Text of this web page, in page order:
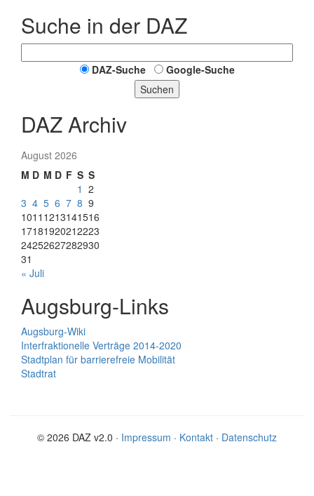
Suche in der DAZ
DAZ-Suche
Google-Suche
Suchen
DAZ Archiv
August 2026
M D M D F S S
1 2
3 4 5 6 7 8 9
1011 1213141516
17181920212223
24252627282930
31
« Juli
Augsburg-Links
Augsburg-Wiki
Interfraktionelle Verträge 2014-2020
Stadtplan für barrierefreie Mobilität
Stadtrat
© 2026 DAZ v2.0 · Impressum · Kontakt · Datenschutz